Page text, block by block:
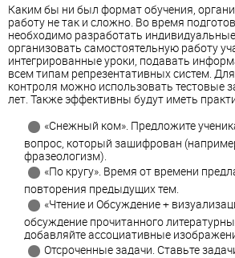
Каким бы ни был формат обучения,
работу не так и сложно. Во время
необходимо разработать
организовать самостоятельную работу
интегрированные уроки, подавать
всем типам репрезентативных систем.
контроля можно использовать тестовые
лет. Также эффективны будут иметь
«Снежный ком». Предложите
вопрос, который зашифрован
фразеологизм).
«По кругу». Время от времени
повторения предыдущих тем.
«Чтение и Обсуждение +
обсуждение прочитанного
добавляйте ассоциативные
Отсроченные задачи. Ставьте